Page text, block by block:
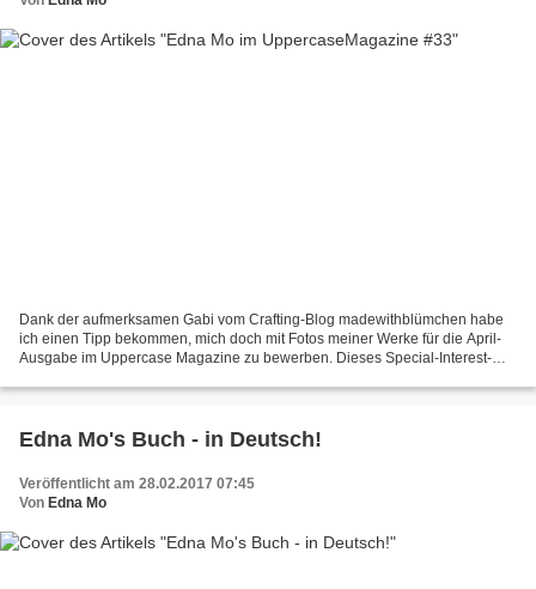
Dank der aufmerksamen Gabi vom Crafting-Blog madewithblümchen habe
ich einen Tipp bekommen, mich doch mit Fotos meiner Werke für die April-
Ausgabe im Uppercase Magazine zu bewerben. Dieses Special-Interest-
Edna Mo's Buch - in Deutsch!
Veröffentlicht am 28.02.2017 07:45
Von Edna Mo